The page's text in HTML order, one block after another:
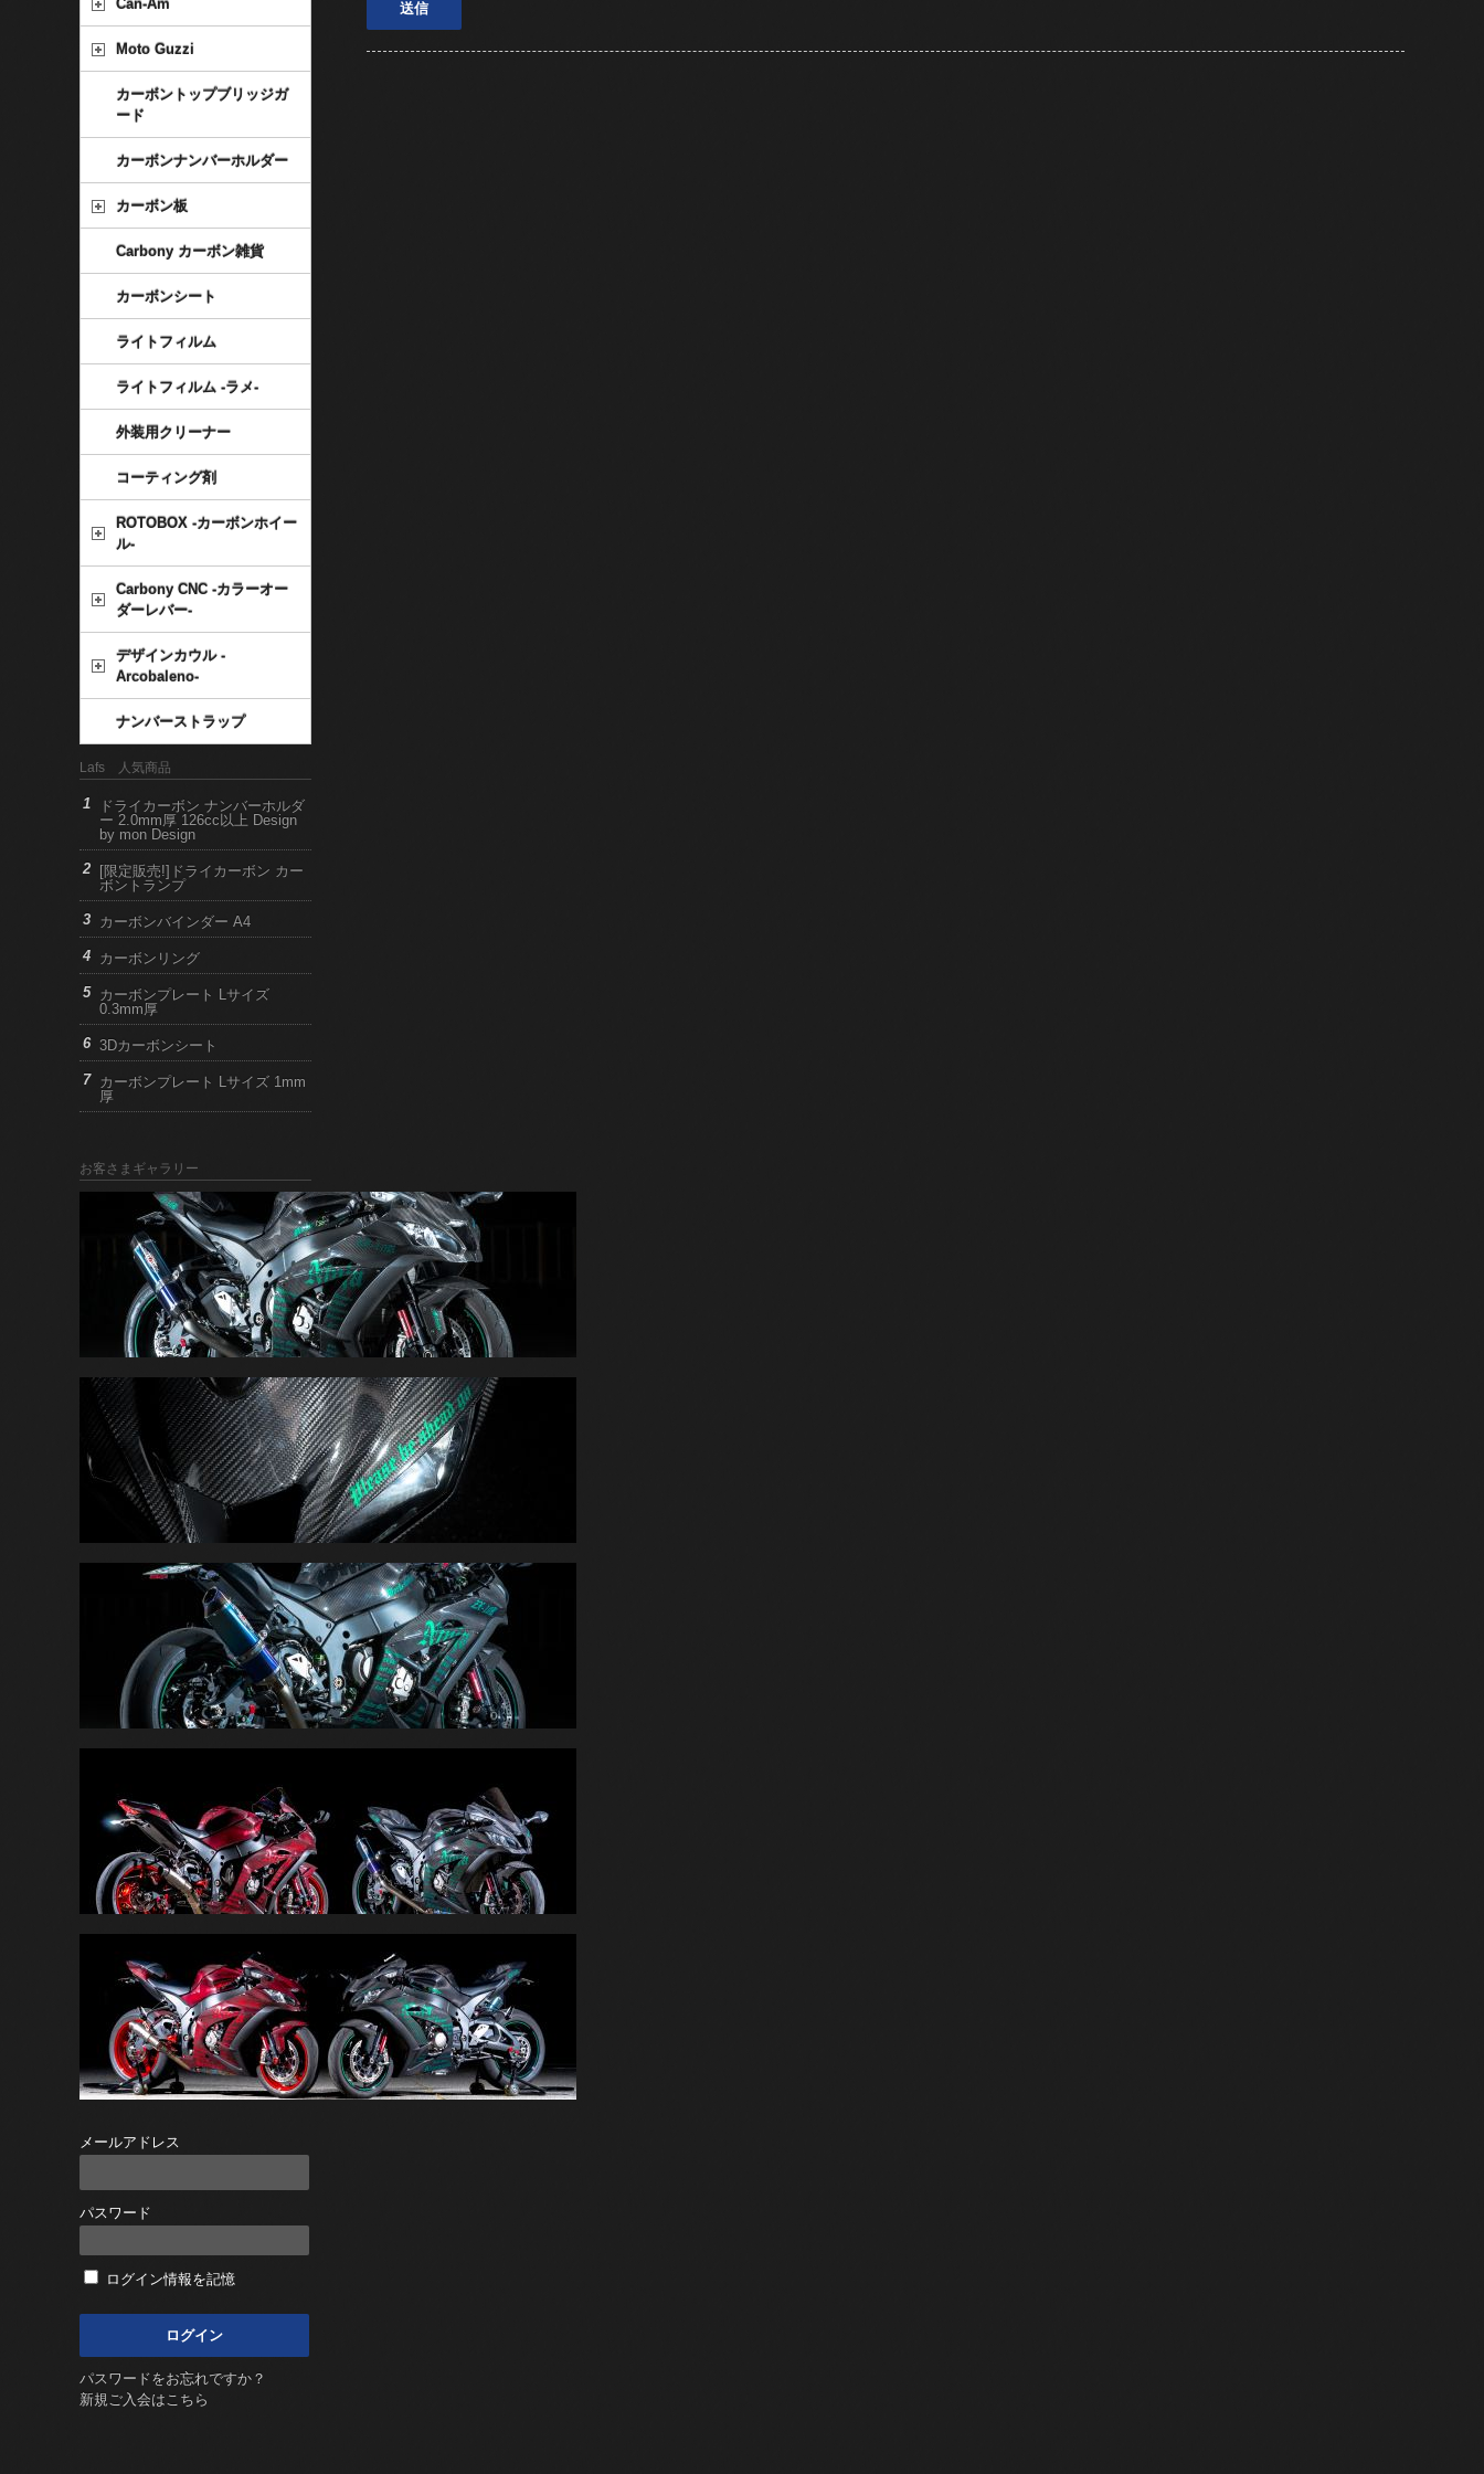
Can-Am
Moto Guzzi
カーボントップブリッジガ
ード
カーボンナンバーホルダー
カーボン板
Carbony カーボン雑貨
カーボンシート
ライトフィルム
ライトフィルム -ラメ-
外装用クリーナー
コーティング剤
ROTOBOX -カーボンホイー
ル-
Carbony CNC -カラーオー
ダーレバー-
デザインカウル -
Arcobaleno-
ナンバーストラップ
Lafs 人気商品
ドライカーボン ナンバーホルダ
ー 2.0mm厚 126cc以上 Design
by mon Design
[限定販売!]ドライカーボン カー
ボントランプ
カーボンバインダー A4
カーボンリング
カーボンプレート Lサイズ
0.3mm厚
3Dカーボンシート
カーボンプレート Lサイズ 1mm
厚
お客さまギャラリー
メールアドレス
パスワード
ログイン情報を記憶
パスワードをお忘れですか？
新規ご入会はこちら